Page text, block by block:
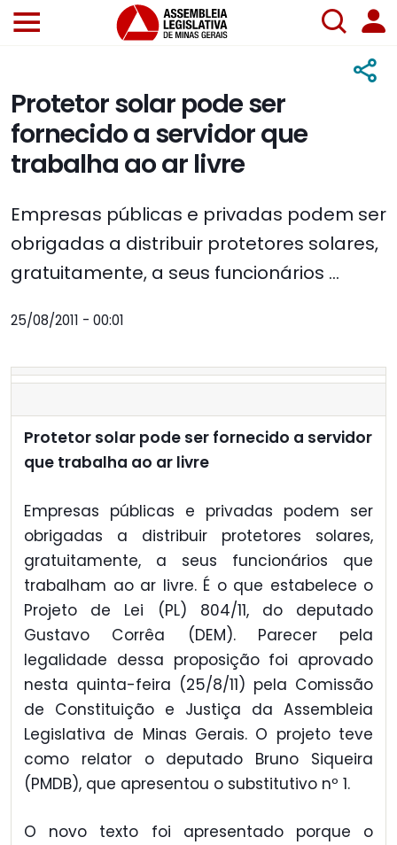
Protetor solar pode ser
fornecido a servidor que
trabalha ao ar livre
Empresas públicas e privadas podem ser
obrigadas a distribuir protetores solares,
gratuitamente, a seus funcionários ...
25/08/2011 - 00:01
Protetor solar pode ser fornecido a servidor
que trabalha ao ar livre
Empresas públicas e privadas podem ser
obrigadas a distribuir protetores solares,
gratuitamente, a seus funcionários que
trabalham ao ar livre. É o que estabelece o
Projeto de Lei (PL) 804/11, do deputado
Gustavo Corrêa (DEM). Parecer pela
legalidade dessa proposição foi aprovado
nesta quinta-feira (25/8/11) pela Comissão
de Constituição e Justiça da Assembleia
Legislativa de Minas Gerais. O projeto teve
como relator o deputado Bruno Siqueira
(PMDB), que apresentou o substitutivo nº 1.
O novo texto foi apresentado porque o